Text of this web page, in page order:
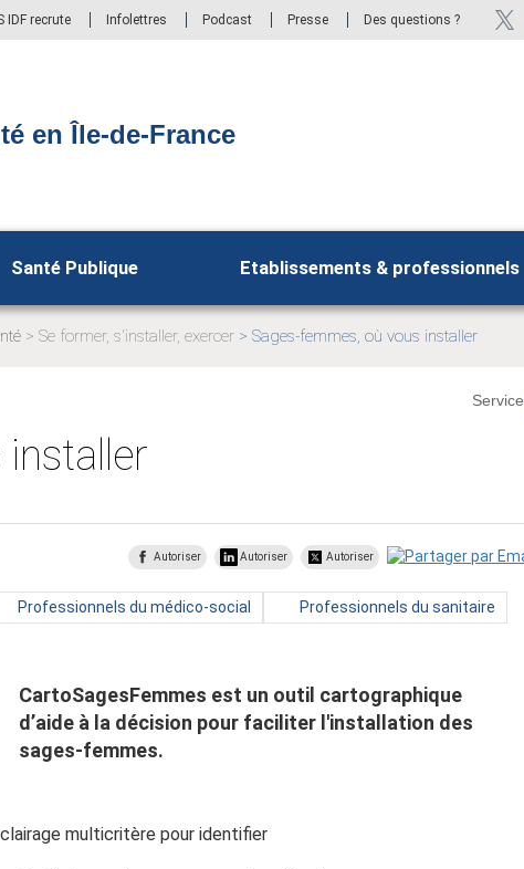
IDF recrute Infolettres Podcast Presse Des questions ?
en Île-de-France
Santé Publique Etablissements & professionnels
Se former, s'installer, exercer
Sages-femmes, où vous installer
Service
Autoriser Autoriser Autoriser
Type
de
Professionnels du médico-social
Type
de
Professionnels du sanitaire
CartoSagesFemmes est un outil cartographique
d’aide à la décision pour faciliter l'installation des
sages-femmes.
multicritère pour identifier